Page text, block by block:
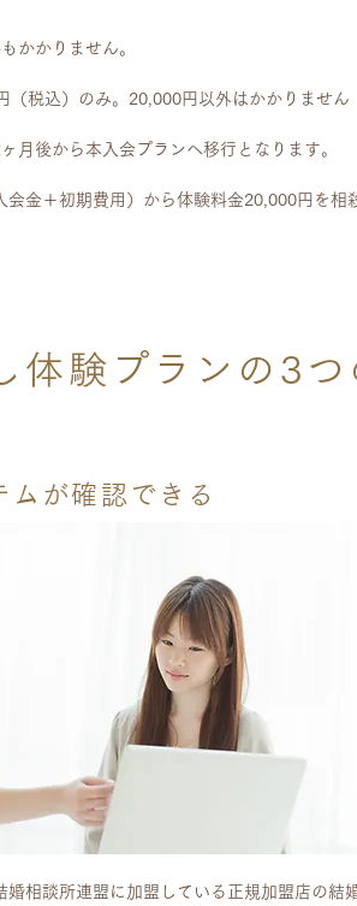
かかりません。
（税込）のみ。20,000円以外はかかりません
月後から本入会プランへ移行となります。
金＋初期費用）から体験料金20,000円を相
体験プランの3つ
ムが確認できる
相談所連盟に加盟している正規加盟店の結